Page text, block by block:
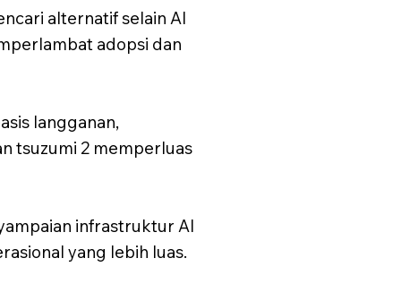
alternatif selain AI
adopsi dan
langganan,
tsuzumi 2 memperluas
infrastruktur AI
yang lebih luas.